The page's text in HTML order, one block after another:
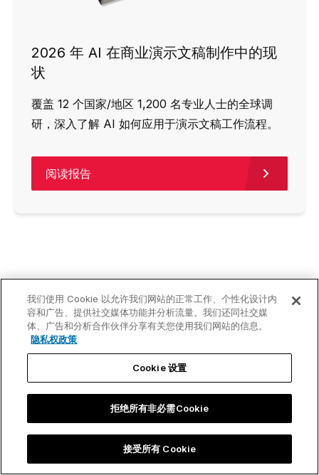
2026 年 AI 在商业演示文稿制作中的现
状
覆盖 12 个国家/地区 1,200 名专业人士的全球调
研，深入了解 AI 如何应用于演示文稿工作流程。
阅读报告
我们使用 Cookie 以允许我们网站的正常工作、个性化设计内
容和广告、提供社交媒体功能并分析流量。我们还同社交媒
体、广告和分析合作伙伴分享有关您使用我们网站的信息。
隐私权政策
Cookie 设置
拒绝所有非必需Cookie
接受所有 Cookie